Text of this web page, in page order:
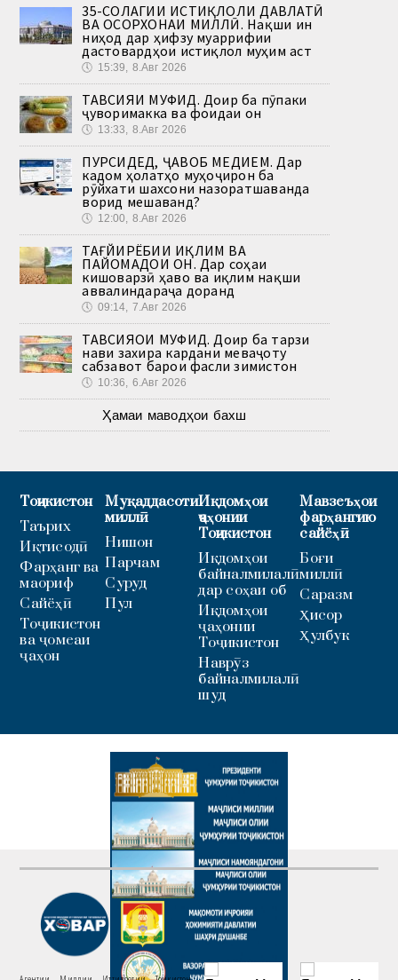
35-СОЛАГИИ ИСТИҚЛОЛИ ДАВЛАТӢ
ВА ОСОРХОНАИ МИЛЛӢ. Нақши ин
ниҳод дар ҳифзу муаррифии
дастовардҳои истиқлол муҳим аст
🕔 15:39, 8.Авг 2026
ТАВСИЯИ МУФИД. Доир ба пӯпаки
ҷуворимакка ва фоидаи он
🕔 13:33, 8.Авг 2026
ПУРСИДЕД, ҶАВОБ МЕДИҲЕМ. Дар
кадом ҳолатҳо муҳоҷирон ба
рӯйхати шахсони назоратшаванда
ворид мешаванд?
🕔 12:00, 8.Авг 2026
ТАҒЙИРЁБИИ ИҚЛИМ ВА
ПАЙОМАДҲОИ ОН. Дар соҳаи
кишоварзӣ ҳаво ва иқлим нақши
аввалиндараҷа доранд
🕔 09:14, 7.Авг 2026
ТАВСИЯҲОИ МУФИД. Доир ба тарзи
нави захира кардани меваҷоту
сабзавот барои фасли зимистон
🕔 10:36, 6.Авг 2026
Ҳамаи маводҳои бахш
Тоҷикистон
Таърих
Иқтисодӣ
Фарҳанг ва
маориф
Сайёҳӣ
Тоҷикистон
ва ҷомеаи
ҷаҳон
Муқаддасоти
миллӣ
Нишон
Парчам
Суруд
Пул
Иқдомҳои
ҷаҳонии
Тоҷикистон
Иқдомҳои
байналмилалӣ
дар соҳаи об
Иқдомҳои
ҷаҳонии
Тоҷикистон
Наврӯз
байналмилалӣ
шуд
Мавзеъҳои
фарҳангию
сайёҳӣ
Боғи
миллӣ
Саразм
Ҳисор
Ҳулбук